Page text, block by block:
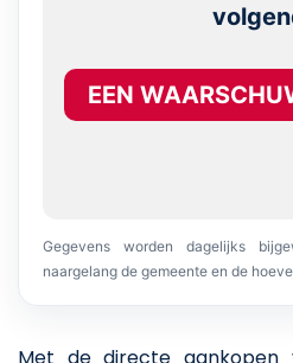
EEN
Gegevens worden dagelijks
naargelang de gemeente en de
Met de directe aankopen